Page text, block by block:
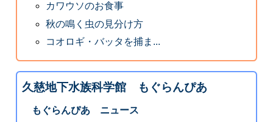
カワウソのお食事
秋の鳴く虫の見分け方
コオロギ・バッタを捕ま...
久慈地下水族科学館 もぐらんぴあ
もぐらんぴあ ニュース